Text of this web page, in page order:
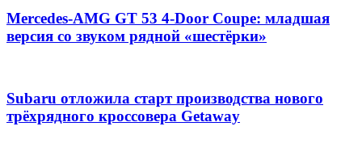
Mercedes-AMG GT 53 4-Door Coupe: младшая
версия со звуком рядной «шестёрки»
Subaru отложила старт производства нового
трёхрядного кроссовера Getaway